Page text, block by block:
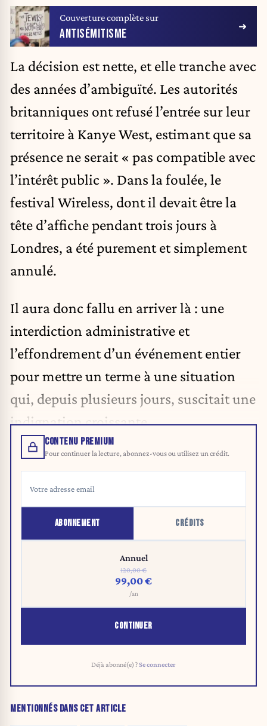
Couverture complète sur
ANTISÉMITISME
La décision est nette, et elle tranche avec
des années d’ambiguïté. Les autorités
britanniques ont refusé l’entrée sur leur
territoire à Kanye West, estimant que sa
présence ne serait « pas compatible avec
l’intérêt public ». Dans la foulée, le
festival Wireless, dont il devait être la
tête d’affiche pendant trois jours à
Londres, a été purement et simplement
annulé.
Il aura donc fallu en arriver là : une
interdiction administrative et
l’effondrement d’un événement entier
pour mettre un terme à une situation
qui, depuis plusieurs jours, suscitait une
indignation croissante.
CONTENU PREMIUM
Pour continuer la lecture, abonnez-vous ou utilisez un crédit.
ABONNEMENT CRÉDITS
Annuel
120,00 €
99,00 €
/an
CONTINUER
Déjà abonné(e) ?Se connecter
MENTIONNÉS DANS CET ARTICLE